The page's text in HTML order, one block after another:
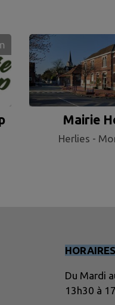
Mairie
Herlies -
Du Mardi
13h30 à